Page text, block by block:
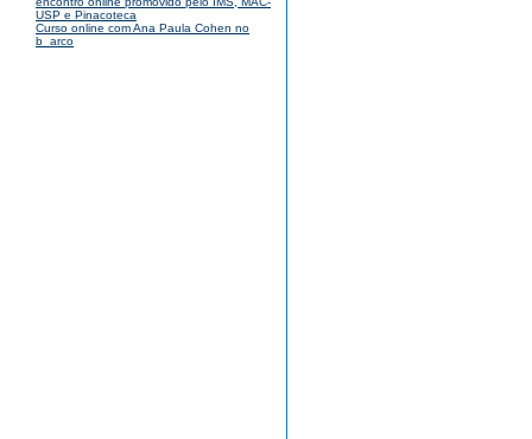
USP e Pinacoteca
Curso online com Ana Paula Cohen no
b_arco